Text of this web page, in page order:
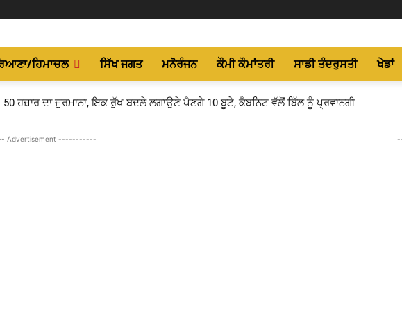
ਹਿਮਾਚਲ ਸਿੱਖ ਜਗਤ ਮਨੋਰੰਜਨ ਕੌਮੀ ਕੌਮਾਂਤਰੀ ਸਾਡੀ ਤੰਦਰੁਸਤੀ ਖੇਡਾਂ
ਹਜ਼ਾਰ ਦਾ ਜੁਰਮਾਨਾ, ਇਕ ਰੁੱਖ ਬਦਲੇ ਲਗਾਉਣੇ ਪੈਣਗੇ 10 ਬੂਟੇ, ਕੈਬਨਿਟ ਵੱਲੋਂ ਬਿੱਲ ਨੂੰ ਪ੍ਰਵਾਨਗੀ
Advertisement -----------